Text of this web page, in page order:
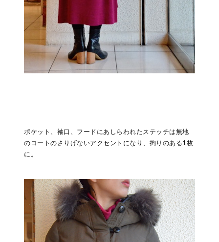
ポケット、袖口、フードにあしらわれたステッチは無地
のコートのさりげないアクセントになり、拘りのある1枚
に。